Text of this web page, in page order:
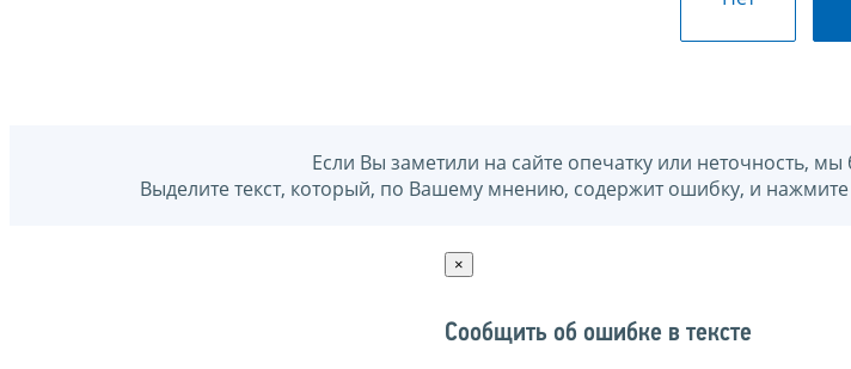
Если Вы заметили на сайте опечатку или неточность,
Выделите текст, который, по Вашему мнению, содержит ошибку, и
×
Сообщить об ошибке в тексте